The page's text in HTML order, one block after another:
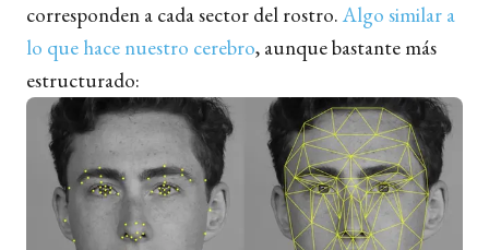
corresponden a cada sector del rostro.Algo similar a
lo que hace nuestro cerebro, aunque bastante más
estructurado: